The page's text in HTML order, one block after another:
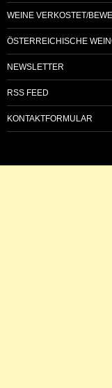
WEINE VERKOSTET/
ÖSTERREICHISCHE
NEWSLETTER
RSS FEED
KONTAKTFORMULAR